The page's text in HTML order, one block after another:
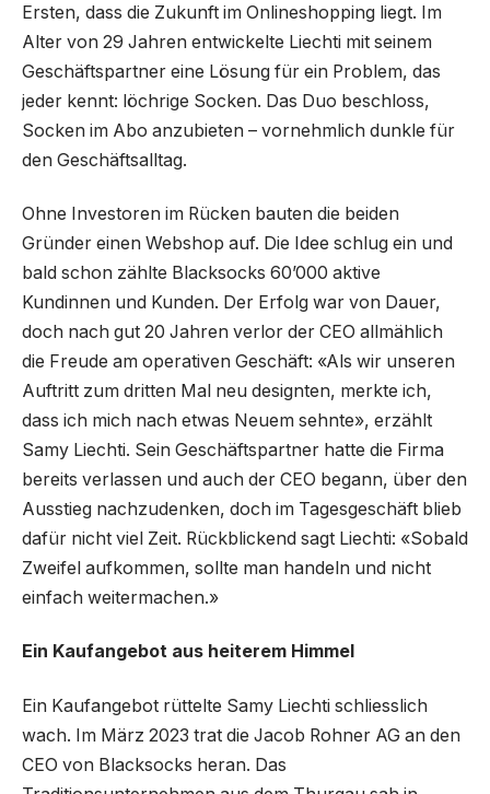
Ersten, dass die Zukunft im Onlineshopping liegt. Im
Alter von 29 Jahren entwickelte Liechti mit seinem
Geschäftspartner eine Lösung für ein Problem, das
jeder kennt: löchrige Socken. Das Duo beschloss,
Socken im Abo anzubieten – vornehmlich dunkle für
den Geschäftsalltag.
Ohne Investoren im Rücken bauten die beiden
Gründer einen Webshop auf. Die Idee schlug ein und
bald schon zählte Blacksocks 60’000 aktive
Kundinnen und Kunden. Der Erfolg war von Dauer,
doch nach gut 20 Jahren verlor der CEO allmählich
die Freude am operativen Geschäft: «Als wir unseren
Auftritt zum dritten Mal neu designten, merkte ich,
dass ich mich nach etwas Neuem sehnte», erzählt
Samy Liechti. Sein Geschäftspartner hatte die Firma
bereits verlassen und auch der CEO begann, über den
Ausstieg nachzudenken, doch im Tagesgeschäft blieb
dafür nicht viel Zeit. Rückblickend sagt Liechti: «Sobald
Zweifel aufkommen, sollte man handeln und nicht
einfach weitermachen.»
Ein Kaufangebot aus heiterem Himmel
Ein Kaufangebot rüttelte Samy Liechti schliesslich
wach. Im März 2023 trat die Jacob Rohner AG an den
CEO von Blacksocks heran. Das